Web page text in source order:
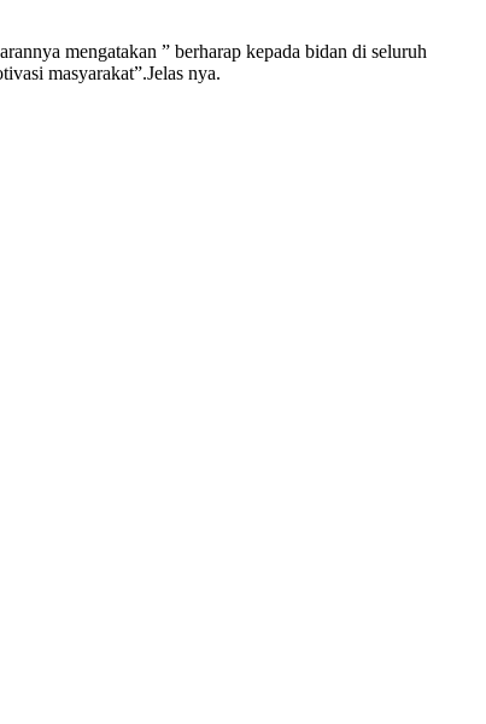
mengatakan ” berharap kepada bidan di seluruh
masyarakat”.Jelas nya.